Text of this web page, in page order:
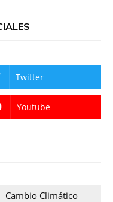
Twitter
Youtube
Cambio Climático